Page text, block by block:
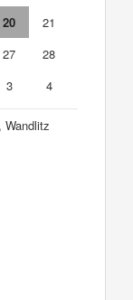
20
21
27
28
3 4
Wandlitz